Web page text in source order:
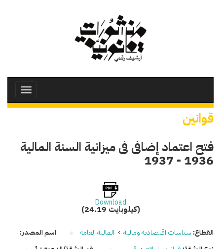
Toggle
قوانين
فتح اعتماد إضافى فى ميزانية السنة المالية
1936 - 1937
Download
(24.19 كيلوبايت)
القطاع: سياسات اقتصادية ومالية › المالية العامة
اسم المصدر: